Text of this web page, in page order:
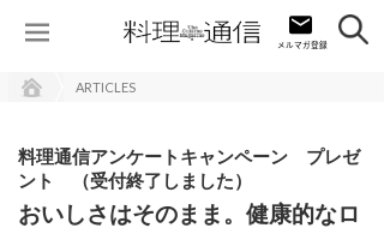
ARTICLES
料理通信アンケートキャンペーン プレゼ
ント （受付終了しました）
おいしさはそのまま。健康的なロ